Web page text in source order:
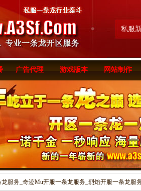
私服
广告代理 游戏版本 网站制作
服务_奇迹Mu开服一条龙服务_烈焰开服一条龙服